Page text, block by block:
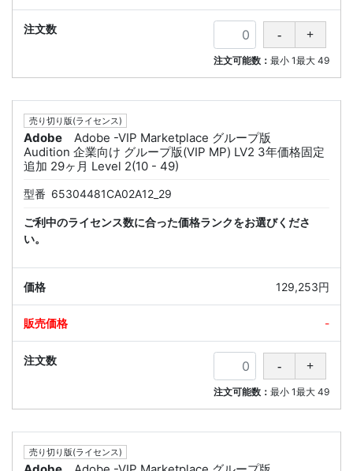
注文可能数： 最小 1最大 49
売り切り版(ライセンス)
Adobe
Adobe -VIP Marketplace グループ版
Audition 企業向け グループ版(VIP MP) LV2 3年価格固定
追加 29ヶ月 Level 2(10 - 49)
型番 65304481CA02A12_29
ご利中のライセンス数に合った価格ランクをお選びくださ
い。
129,253円
-
注文可能数： 最小 1最大 49
売り切り版(ライセンス)